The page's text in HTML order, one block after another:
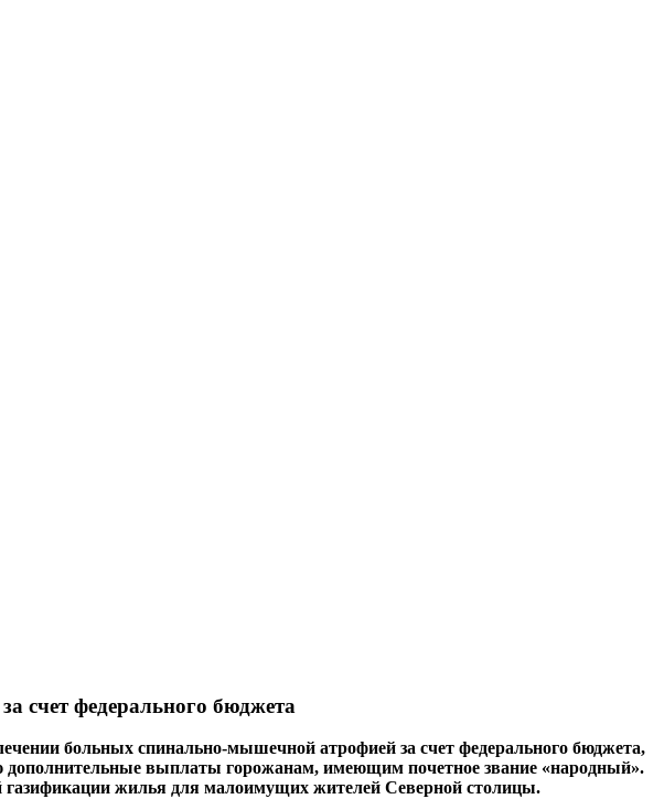
счет федерального бюджета
больных спинально-мышечной атрофией за счет федерального бюджета,
выплаты горожанам, имеющим почетное звание «народный».
жилья для малоимущих жителей Северной столицы.